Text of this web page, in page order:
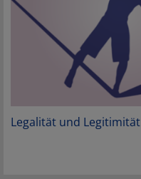
Legalität und Legitimität